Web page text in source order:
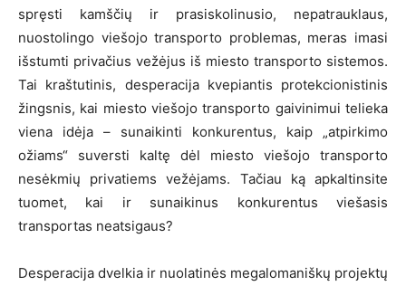
spręsti kamščių ir prasiskolinusio, nepatrauklaus,
nuostolingo viešojo transporto problemas, meras imasi
išstumti privačius vežėjus iš miesto transporto sistemos.
Tai kraštutinis, desperacija kvepiantis protekcionistinis
žingsnis, kai miesto viešojo transporto gaivinimui telieka
viena idėja – sunaikinti konkurentus, kaip „atpirkimo
ožiams“ suversti kaltę dėl miesto viešojo transporto
nesėkmių privatiems vežėjams. Tačiau ką apkaltinsite
tuomet, kai ir sunaikinus konkurentus viešasis
transportas neatsigaus?
Desperacija dvelkia ir nuolatinės megalomaniškų projektų